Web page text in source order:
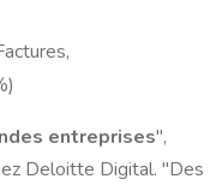
entreprises",
Deloitte Digital. "Des